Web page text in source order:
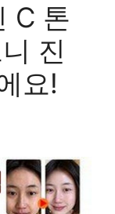
C 톤
진
요!